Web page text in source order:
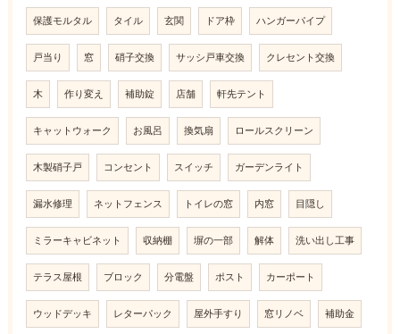
保護モルタル タイル 玄関 ドア枠 ハンガーパイプ
戸当り 窓 硝子交換 サッシ戸車交換 クレセント交換
木 作り変え 補助錠 店舗 軒先テント
キャットウォーク お風呂 換気扇 ロールスクリーン
木製硝子戸 コンセント スイッチ ガーデンライト
漏水修理 ネットフェンス トイレの窓 内窓 目隠し
ミラーキャビネット 収納棚 塀の一部 解体 洗い出し工事
テラス屋根 ブロック 分電盤 ポスト カーポート
ウッドデッキ レターパック 屋外手すり 窓リノベ 補助金